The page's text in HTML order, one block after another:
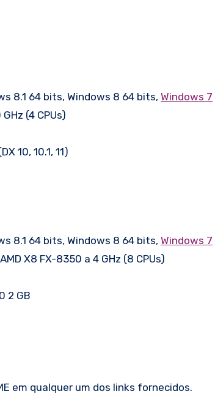
8.1 64 bits, Windows 8 64 bits, Windows 7
(4 CPUs)
10, 10.1, 11)
8.1 64 bits, Windows 8 64 bits, Windows 7
X8 FX-8350 a 4 GHz (8 CPUs)
2 GB
em qualquer um dos links fornecidos.